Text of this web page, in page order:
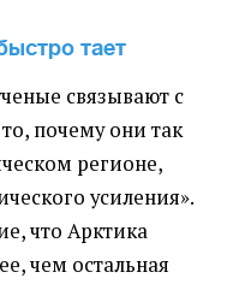
тает
связывают с
почему они так
регионе,
усиления».
что Арктика
чем остальная